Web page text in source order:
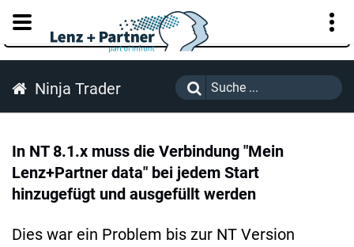
KUNDENPORTAL
Ninja Trader
In NT 8.1.x muss die Verbindung "Mein
Lenz+Partner data" bei jedem Start
hinzugefügt und ausgefüllt werden
Dies war ein Problem bis zur NT Version